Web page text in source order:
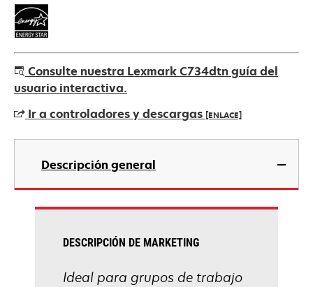
Consulte nuestra Lexmark C734dtn guía del
usuario interactiva.
Ir a controladores y descargas [ENLACE]
se
una
pestaña
Descripción general
DESCRIPCIÓN DE MARKETING
Ideal para grupos de trabajo